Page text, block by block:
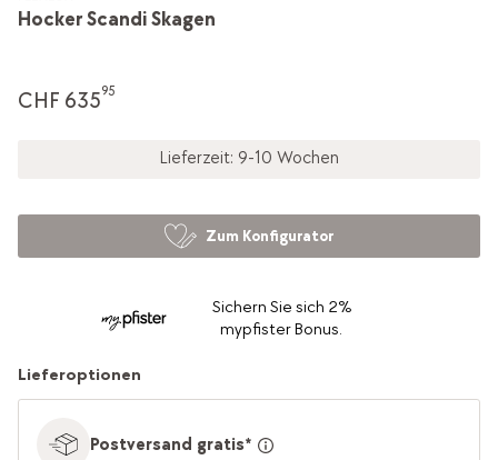
Hocker Scandi Skagen
CHF 63595
Lieferzeit: 9-10 Wochen
Sichern Sie sich 2%
mypfister Bonus.
Zum Konfigurator
Lieferoptionen
Postversand gratis*